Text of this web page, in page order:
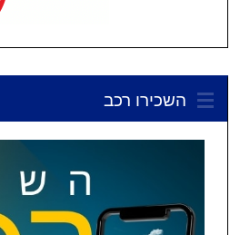
השכירו רכב